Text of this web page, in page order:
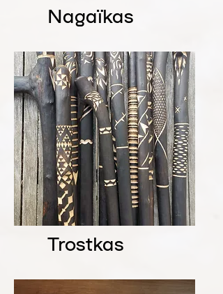
Nagaïkas
Trostkas